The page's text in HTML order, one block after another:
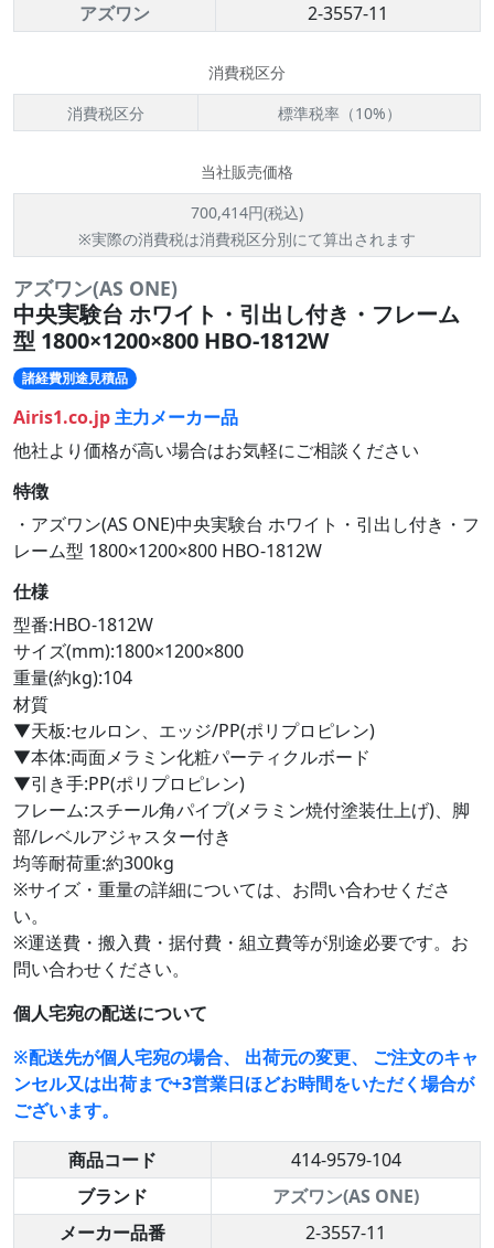
アズワン
2-3557-11
消費税区分
消費税区分
標準税率（10%）
当社販売価格
700,414円(税込)
※実際の消費税は消費税区分別にて算出されます
アズワン(AS ONE)
中央実験台 ホワイト・引出し付き・フレーム
型 1800×1200×800 HBO-1812W
諸経費別途見積品
Airis1.co.jp主力メーカー品
他社より価格が高い場合はお気軽にご相談ください
特徴
・アズワン(AS ONE)中央実験台 ホワイト・引出し付き・フ
レーム型 1800×1200×800 HBO-1812W
仕様
型番:HBO-1812W
サイズ(mm):1800×1200×800
重量(約kg):104
材質
▼天板:セルロン、エッジ/PP(ポリプロピレン)
▼本体:両面メラミン化粧パーティクルボード
▼引き手:PP(ポリプロピレン)
フレーム:スチール角パイプ(メラミン焼付塗装仕上げ)、脚
部/レベルアジャスター付き
均等耐荷重:約300kg
※サイズ・重量の詳細については、お問い合わせくださ
い。
※運送費・搬入費・据付費・組立費等が別途必要です。お
問い合わせください。
個人宅宛の配送について
※配送先が個人宅宛の場合、 出荷元の変更、 ご注文のキャ
ンセル又は出荷まで+3営業日ほどお時間をいただく場合が
ございます。
商品コード
414-9579-104
ブランド
アズワン(AS ONE)
メーカー品番
2-3557-11